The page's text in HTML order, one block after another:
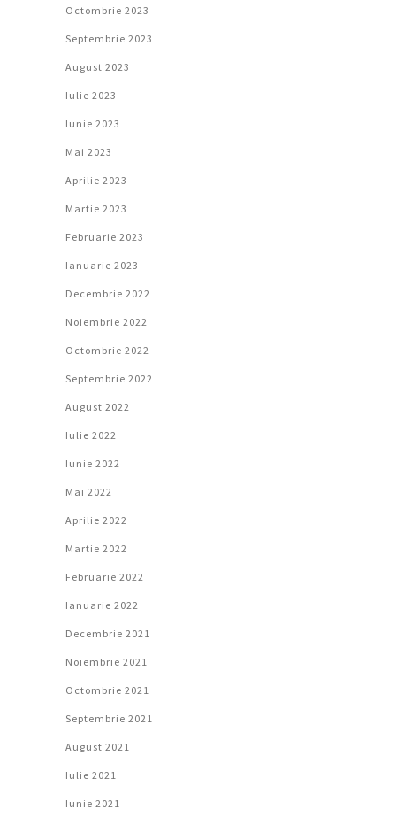
Octombrie 2023
Septembrie 2023
August 2023
Iulie 2023
Iunie 2023
Mai 2023
Aprilie 2023
Martie 2023
Februarie 2023
Ianuarie 2023
Decembrie 2022
Noiembrie 2022
Octombrie 2022
Septembrie 2022
August 2022
Iulie 2022
Iunie 2022
Mai 2022
Aprilie 2022
Martie 2022
Februarie 2022
Ianuarie 2022
Decembrie 2021
Noiembrie 2021
Octombrie 2021
Septembrie 2021
August 2021
Iulie 2021
Iunie 2021